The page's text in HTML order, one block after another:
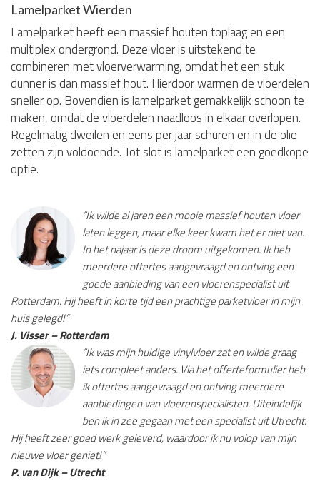
Lamelparket Wierden
Lamelparket heeft een massief houten toplaag en een
multiplex ondergrond. Deze vloer is uitstekend te
combineren met vloerverwarming, omdat het een stuk
dunner is dan massief hout. Hierdoor warmen de vloerdelen
sneller op. Bovendien is lamelparket gemakkelijk schoon te
maken, omdat de vloerdelen naadloos in elkaar overlopen.
Regelmatig dweilen en eens per jaar schuren en in de olie
zetten zijn voldoende. Tot slot is lamelparket een goedkope
optie.
“Ik wilde al jaren een mooie massief houten vloer
laten leggen, maar elke keer kwam het er niet van.
In het najaar is deze droom uitgekomen. Ik heb
meerdere offertes aangevraagd en ontving een
goede aanbieding van een vloerenspecialist uit
Rotterdam. Hij heeft in korte tijd een prachtige parketvloer in mijn
huis gelegd!”
J. Visser – Rotterdam
“Ik was mijn huidige vinylvloer zat en wilde graag
iets compleet anders. Via het offerteformulier heb
ik offertes aangevraagd en ontving meerdere
aanbiedingen van vloerenspecialisten. Uiteindelijk
ben ik in zee gegaan met een specialist uit Utrecht.
Hij heeft zeer goed werk geleverd, waardoor ik nu volop van mijn
nieuwe vloer geniet!”
P. van Dijk – Utrecht